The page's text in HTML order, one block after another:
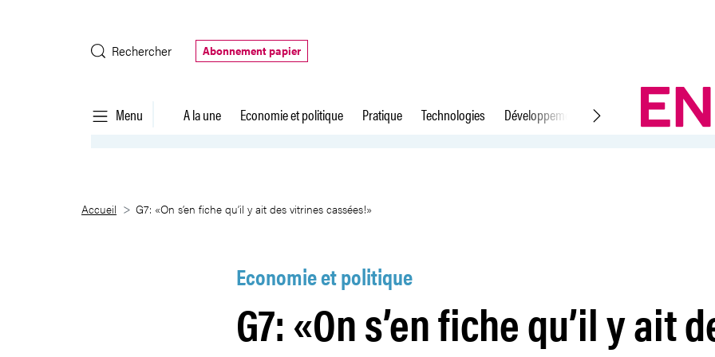
Rechercher
Abonnement papier
Menu A la une Economie et politique Pratique Technologies Développement durable Droit du travail
G7: «On s’en fiche qu’il y ait des vitrines cassées!»
Accueil G7: «On s’en fiche qu’il y ait des vitrines cassées!»
Economie et politique
G7: «On s’en fiche qu’il y ait